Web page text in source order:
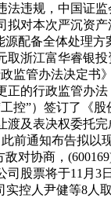
法违规，中国证
对本次严沉资产
配备全体处理方
取浙江富华睿银
监管办法决定书
正的行政监管办
控”）签订了《股
渡及表决权委托
前通知布告拟以
对协商，
股票将于11月3
实控人尹健等8人